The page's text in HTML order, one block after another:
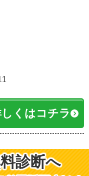
くはコチラ
診断へ